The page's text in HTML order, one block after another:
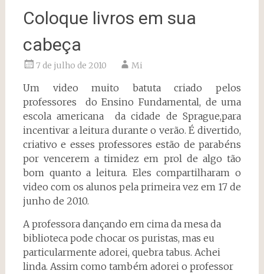
Coloque livros em sua
cabeça
7 de julho de 2010 Mi
Um video muito batuta criado pelos
professores do Ensino Fundamental, de uma
escola americana da cidade de Sprague,para
incentivar a leitura durante o verão. É divertido,
criativo e esses professores estão de parabéns
por vencerem a timidez em prol de algo tão
bom quanto a leitura. Eles compartilharam o
video com os alunos pela primeira vez em 17 de
junho de 2010.
A professora dançando em cima da mesa da
biblioteca pode chocar os puristas, mas eu
particularmente adorei, quebra tabus. Achei
linda. Assim como também adorei o professor